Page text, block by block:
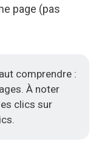
page (pas
comprendre :
À noter
clics sur